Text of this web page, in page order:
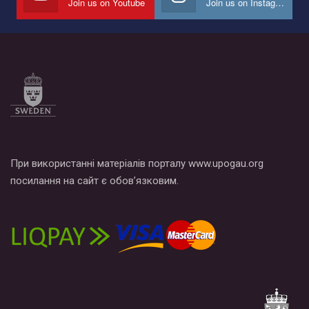
Join us on Youtube Join us on Instagram
При використанні матеріалів порталу www.upogau.org
посилання на сайт є обов’язковим.